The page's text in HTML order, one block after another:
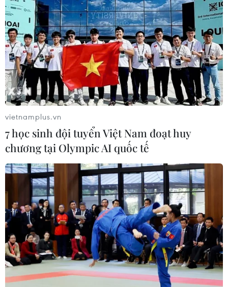
vietnamplus.vn
7 học sinh đội tuyển Việt Nam đoạt huy
chương tại Olympic AI quốc tế